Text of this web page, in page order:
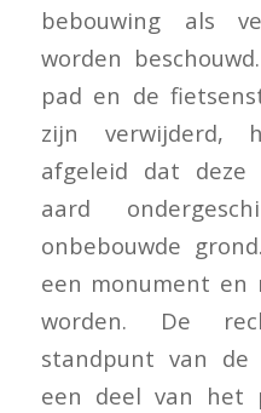
bebouwing als
worden
pad en de
zijn verwijderd,
afgeleid dat deze
aard
onbebouwde
een monument en
worden. De
standpunt van de
een deel van het